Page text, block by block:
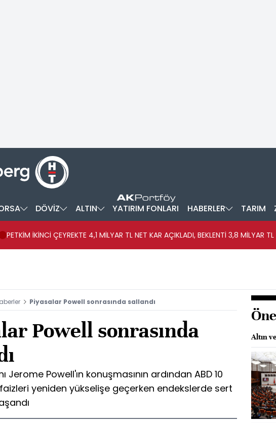
DÖVİZ ALTIN YATIRIM FONLARI HABERLER TARIM
PETKİM İKİNCİ ÇEYREKTE 4,1 MİLYAR TL NET KAR AÇIKLADI, BEKLENTİ 3,8 MİLYAR TL
Piyasalar Powell sonrasında sallandı
Powell sonrasında
Jerome Powell'ın konuşmasının ardından ABD 10
faizleri yeniden yükselişe geçerken endekslerde sert
Altın